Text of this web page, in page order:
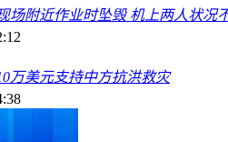
场附近作业时坠毁 机上两人状况
万美元支持中方抗洪救灾